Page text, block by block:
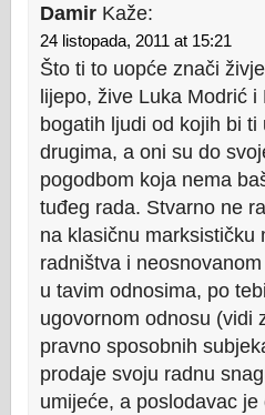
Damir Kaže:
24 listopada, 2011 at 15:21
Što ti to uopće znači
lijepo, žive Luka Modrić
bogatih ljudi od kojih bi
drugima, a oni su do
pogodbom koja nema
tuđeg rada. Stvarno ne
na klasičnu marksističku
radništva i
u tavim odnosima, po
ugovornom odnosu (vidi
pravno sposobnih
prodaje svoju radnu
umijeće, a poslodavac